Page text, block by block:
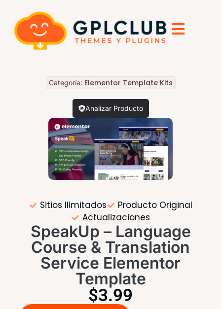
Categoría: Elementor Template Kits
Analizar Producto
Sitios Ilimitados
Producto Original
Actualizaciones
SpeakUp – Language
Course & Translation
Service Elementor
Template
$3.99